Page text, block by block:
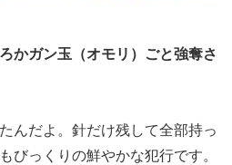
かガン玉（オモリ）ごと強奪さ
んだよ。針だけ残して全部持っ
びっくりの鮮やかな犯行です。